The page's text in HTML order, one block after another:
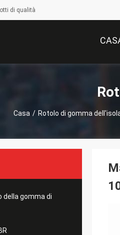
di qualità
Casa / Rotolo di gomma
gomma di